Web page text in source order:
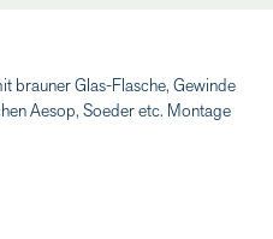
brauner Glas-Flasche, Gewinde
Aesop, Soeder etc. Montage